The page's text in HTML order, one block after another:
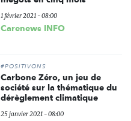
1 février 2021 - 08:00
Carenews INFO
#POSITIVONS
Carbone Zéro, un jeu de
société sur la thématique du
dérèglement climatique
25 janvier 2021 - 08:00